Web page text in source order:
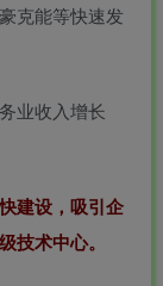
克能等快速发
业收入增长
建设，吸引企
技术中心。